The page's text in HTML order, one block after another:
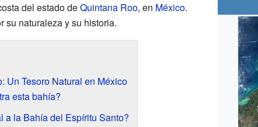
del estado deQuintana Roo, en México.
su naturaleza y su historia.
Un Tesoro Natural en México
esta bahía?
a la Bahía del Espíritu Santo?